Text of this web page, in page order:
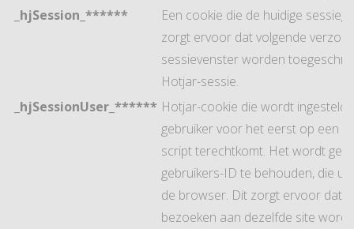
_hjSession_******
Een cookie die de huidige
zorgt ervoor dat volgende
sessievenster worden
Hotjar-sessie.
_hjSessionUser_****** Hotjar-cookie die wordt ingesteld
gebruiker voor het eerst op een
script terechtkomt. Het wordt
gebruikers-ID te behouden, die
de browser. Dit zorgt ervoor dat
bezoeken aan dezelfde site